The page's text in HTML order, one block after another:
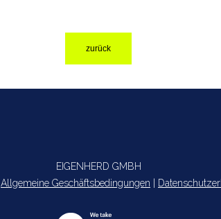
zurück
EIGENHERD GMBH
Allgemeine Geschäftsbedingungen